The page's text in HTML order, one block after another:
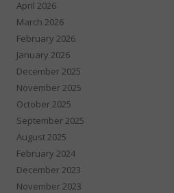
April 2026
March 2026
February 2026
January 2026
December 2025
November 2025
October 2025
September 2025
August 2025
February 2024
December 2023
November 2023